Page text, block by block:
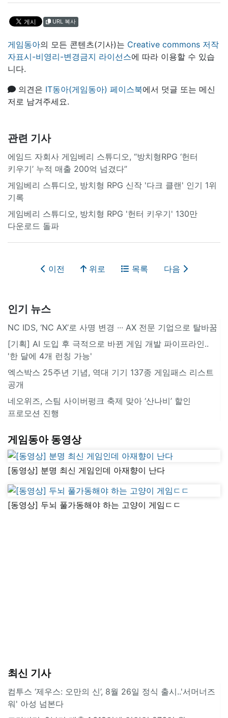
URL 복사
게임동아의 모든 콘텐츠(기사)는 Creative commons 저작
자표시-비영리-변경금지 라이선스에 따라 이용할 수 있습
니다.
의견은 IT동아(게임동아) 페이스북에서 덧글 또는 메신
저로 남겨주세요.
관련 기사
에임드 자회사 게임베리 스튜디오, “방치형RPG ‘헌터
키우기’ 누적 매출 200억 넘겼다”
게임베리 스튜디오, 방치형 RPG 신작 '다크 클랜' 인기 1위
기록
게임베리 스튜디오, 방치형 RPG '헌터 키우기' 130만
다운로드 돌파
이전 위로 목록 다음
인기 뉴스
NC IDS, ‘NC AX’로 사명 변경 ∙∙∙ AX 전문 기업으로 탈바꿈
[기획] AI 도입 후 극적으로 바뀐 게임 개발 파이프라인..
'한 달에 4개 런칭 가능'
엑스박스 25주년 기념, 역대 기기 137종 게임패스 리스트
공개
네오위즈, 스팀 사이버펑크 축제 맞아 ‘산나비’ 할인
프로모션 진행
게임동아 동영상
[동영상] 분명 최신 게임인데 아재향이 난다
[동영상] 두뇌 풀가동해야 하는 고양이 게임ㄷㄷ
최신 기사
컴투스 ‘제우스: 오만의 신’, 8월 26일 정식 출시..'서머너즈
워' 아성 넘본다